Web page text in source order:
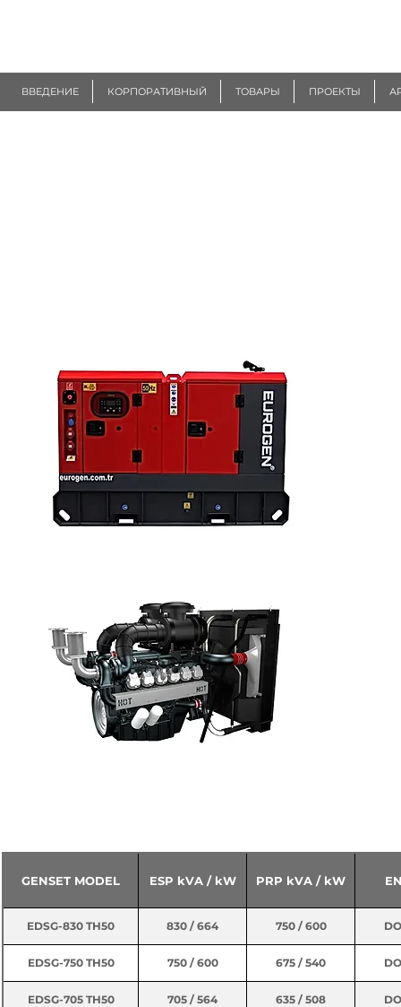
GENSET MODEL ESP kVA / kW PRP kVA / kW
EDSG-830 TH50 830 / 664 750 / 600
EDSG-750 TH50 750 / 600 675 / 540
EDSG-705 TH50 705 / 564 635 / 508
ВВЕДЕНИЕ КОРПОРАТИВНЫЙ ТОВАРЫ ПРОЕКТЫ